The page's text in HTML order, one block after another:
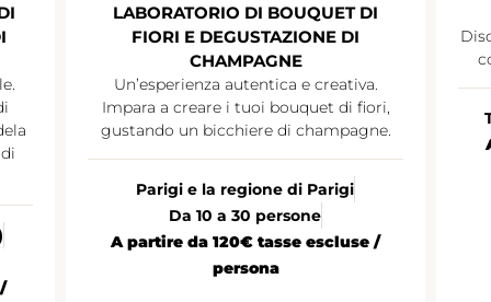
LABORATORIO DI BOUQUET DI
FIORI E DEGUSTAZIONE DI
CHAMPAGNE
Un’esperienza autentica e creativa.
Impara a creare i tuoi bouquet di fiori,
gustando un bicchiere di champagne.
Parigi e la regione di Parigi
Da 10 a 30 persone
A partire da 120€ tasse escluse /
persona